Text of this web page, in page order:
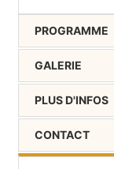
PROGRAMME
GALERIE
PLUS D'INFOS
CONTACT